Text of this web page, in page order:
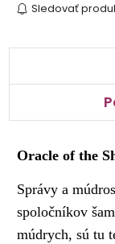
Sledovať
Oracle of the
Správy a
spoločníkov
múdrych, sú tu